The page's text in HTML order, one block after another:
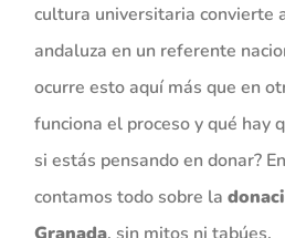
cultura universitaria convierte
andaluza en un referente
ocurre esto aquí más que en
funciona el proceso y qué hay
si estás pensando en donar?
contamos todo sobre la